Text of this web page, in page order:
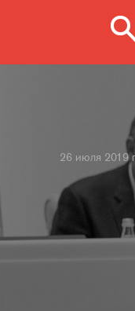
26 июля 2019